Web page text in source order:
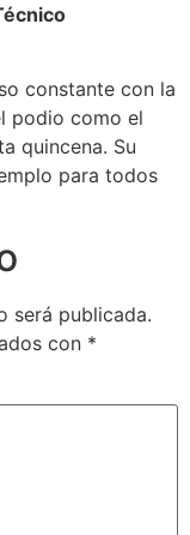
constante con la
podio como el
quincena. Su
para todos
será publicada.
con *